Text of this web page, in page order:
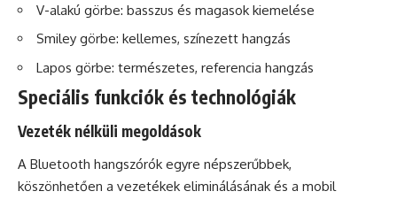
V-alakú görbe: basszus és magasok kiemelése
Smiley görbe: kellemes, színezett hangzás
Lapos görbe: természetes, referencia hangzás
Speciális funkciók és technológiák
Vezeték nélküli megoldások
A Bluetooth hangszórók egyre népszerűbbek,
köszönhetően a vezetékek eliminálásának és a mobil